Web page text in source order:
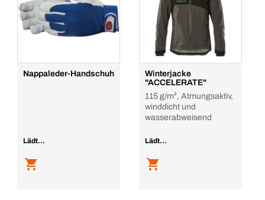
Nappaleder-Handschuh
Lädt...
Winterjacke
"ACCELERATE"
115 g/m², Atmungsaktiv,
winddicht und
wasserabweisend
Lädt...